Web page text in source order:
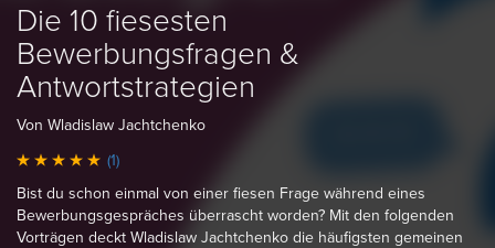
Die 10 fiesesten
Bewerbungsfragen &
Antwortstrategien
Von Wladislaw Jachtchenko
(1)
Bist du schon einmal von einer fiesen Frage während eines
Bewerbungsgespräches überrascht worden? Mit den folgenden
Vorträgen deckt Wladislaw Jachtchenko die häufigsten gemeinen